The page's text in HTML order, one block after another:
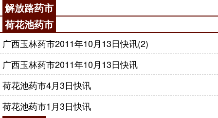
解放路药市
荷花池药市
广西玉林药市2011年10月13日快讯(2)
广西玉林药市2011年10月13日快讯
荷花池药市4月3日快讯
荷花池药市1月3日快讯